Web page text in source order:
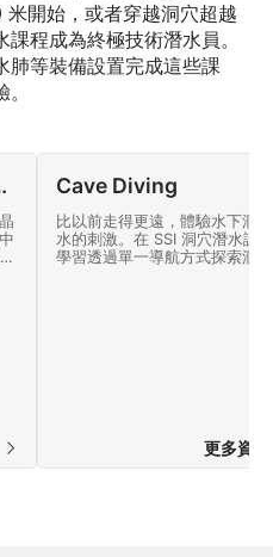
開始，或者穿越洞穴超越
程成為終極技術潛水員。
肺等裝備設置完成這些課
Diving Cave Diving
比以前走得更遠，體驗水下洞
水的刺激。在 SSI 洞穴潛水課
學習透過單一導航方式探索洞
更多資